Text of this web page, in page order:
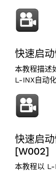
快速启
本教程描述
L-INX自动
快速启
[W002]
本教程以 L-